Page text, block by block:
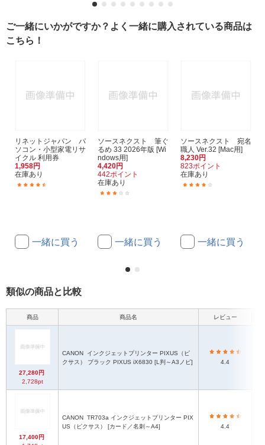
ご一緒にいかがですか？よく一緒に購入されている商品は
こちら！
リネットジャパン パ
ソコン・小型家電リサ
イクル 利用券
1,958円
在庫あり
一緒に買う
ソースネクスト 筆ぐ
るめ 33 2026年版 [Wi
ndows用]
4,420円
442ポイント
在庫あり
一緒に買う
ソースネクスト 宛名
職人 Ver.32 [Mac用]
8,230円
823ポイント
在庫あり
一緒に買う
類似の商品と比較
商品 商品名 レビュー
27,280円
2,728pt
CANON
クサス） ブラック PIXUS iX6830 [L判～A3ノビ]
4.4
17,400円
CANON
US（ピクサス） [カード／名刺～A4]
4.4